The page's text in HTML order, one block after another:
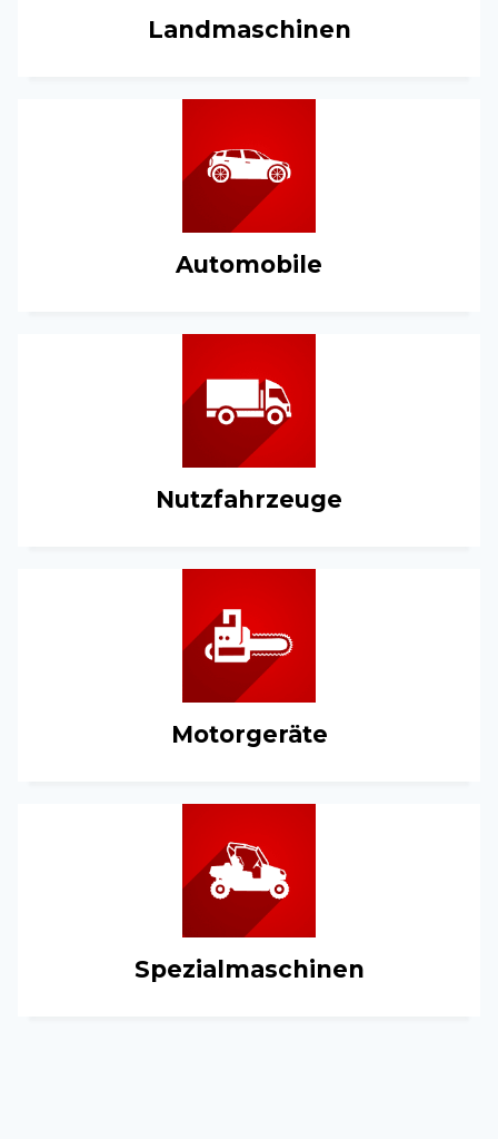
Landmaschinen
Automobile
Nutzfahrzeuge
Motorgeräte
Spezialmaschinen